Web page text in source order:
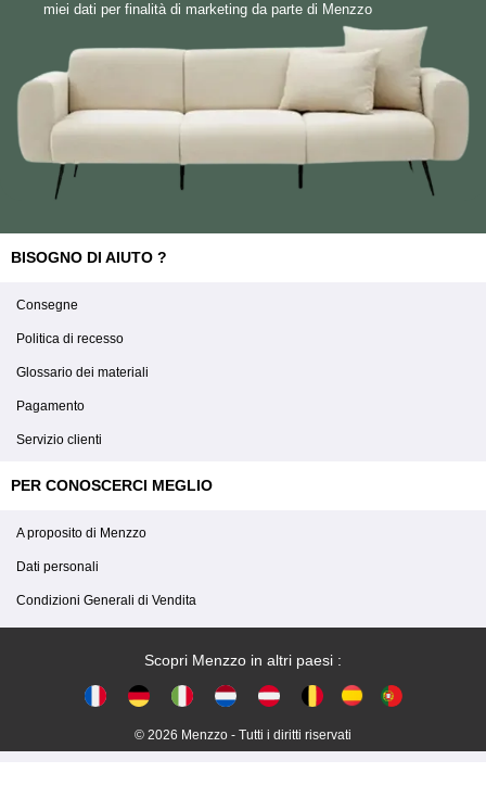
miei dati per finalità di marketing da parte di Menzzo
BISOGNO DI AIUTO ?
Consegne
Politica di recesso
Glossario dei materiali
Pagamento
Servizio clienti
PER CONOSCERCI MEGLIO
A proposito di Menzzo
Dati personali
Condizioni Generali di Vendita
Scopri Menzzo in altri paesi :
© 2026 Menzzo - Tutti i diritti riservati